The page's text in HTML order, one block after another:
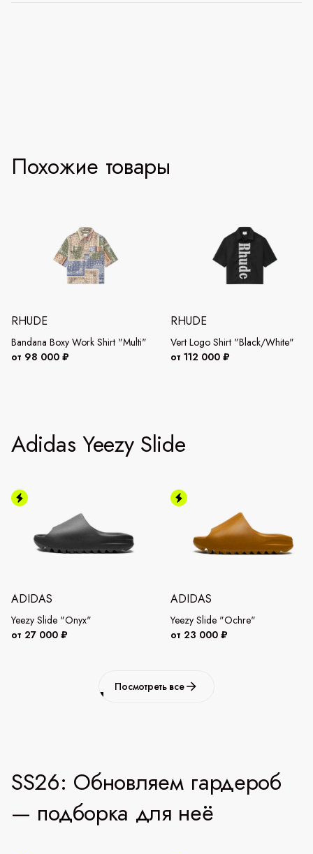
Похожие товары
RHUDE
Bandana Boxy Work Shirt "Multi"
от 98 000 ₽
RHUDE
Vert Logo Shirt "Black/White"
от 112 000 ₽
Adidas Yeezy Slide
ADIDAS
Yeezy Slide "Onyx"
от 27 000 ₽
ADIDAS
Yeezy Slide "Ochre"
от 23 000 ₽
Посмотреть все
SS26: Обновляем гардероб
— подборка для неё